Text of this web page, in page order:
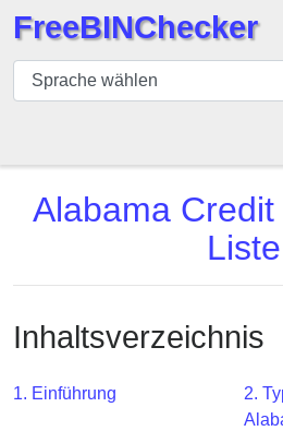
BIN
Prüfer
BIN
Nummer
API
BIN
Generator
BIN
Checker
FreeBINChecker
Alabama
Liste
Inhaltsverzeichnis
1. Einführung
2.